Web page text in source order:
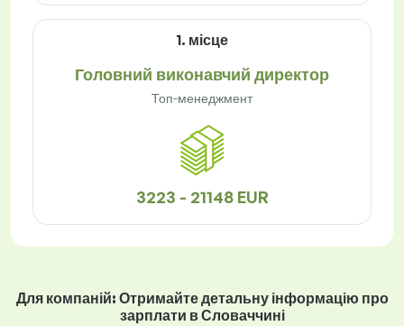
1. місце
Головний виконавчий директор
Топ-менеджмент
3223 - 21148 EUR
Для компаній: Отримайте детальну інформацію про
зарплати в Словаччині